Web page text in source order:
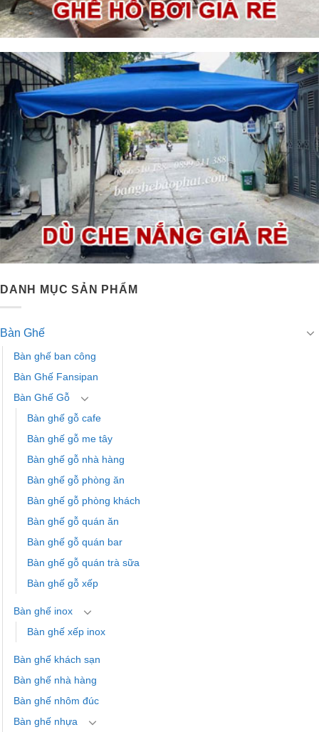
DANH MỤC SẢN PHẨM
Bàn Ghế
Bàn ghế ban công
Bàn Ghế Fansipan
Bàn Ghế Gỗ
Bàn ghế gỗ cafe
Bàn ghế gỗ me tây
Bàn ghế gỗ nhà hàng
Bàn ghế gỗ phòng ăn
Bàn ghế gỗ phòng khách
Bàn ghế gỗ quán ăn
Bàn ghế gỗ quán bar
Bàn ghế gỗ quán trà sữa
Bàn ghế gỗ xếp
Bàn ghế inox
Bàn ghế xếp inox
Bàn ghế khách sạn
Bàn ghế nhà hàng
Bàn ghế nhôm đúc
Bàn ghế nhựa